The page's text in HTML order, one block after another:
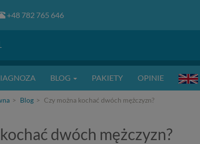
+48 782 765 646
BLOG PAKIETY OPINIE
Blog Czy można kochać dwóch mężczyzn?
dwóch mężczyzn?